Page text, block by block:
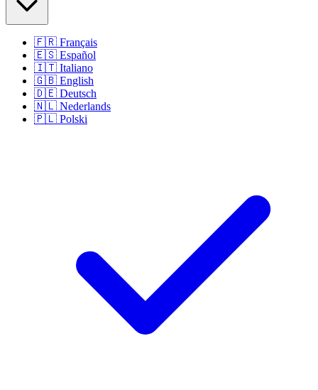
🇫🇷 Français
🇪🇸 Español
🇮🇹 Italiano
🇬🇧 English
🇩🇪 Deutsch
🇳🇱 Nederlands
🇵🇱 Polski